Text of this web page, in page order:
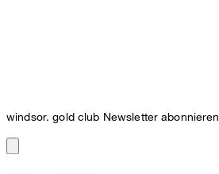
windsor. gold club Newsletter abonnieren